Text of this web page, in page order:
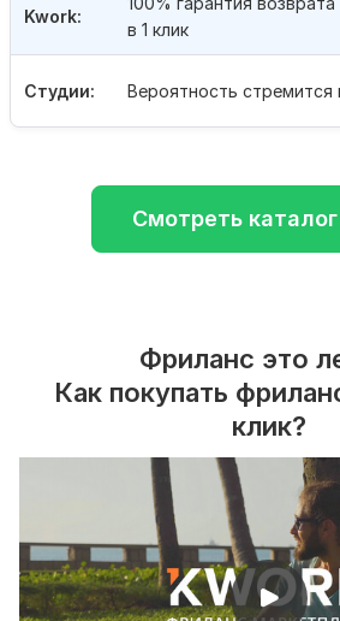
Студии: Вероятность стремится
Kwork:
в 1 клик
Смотреть
Фриланс это
Как покупать
клик?